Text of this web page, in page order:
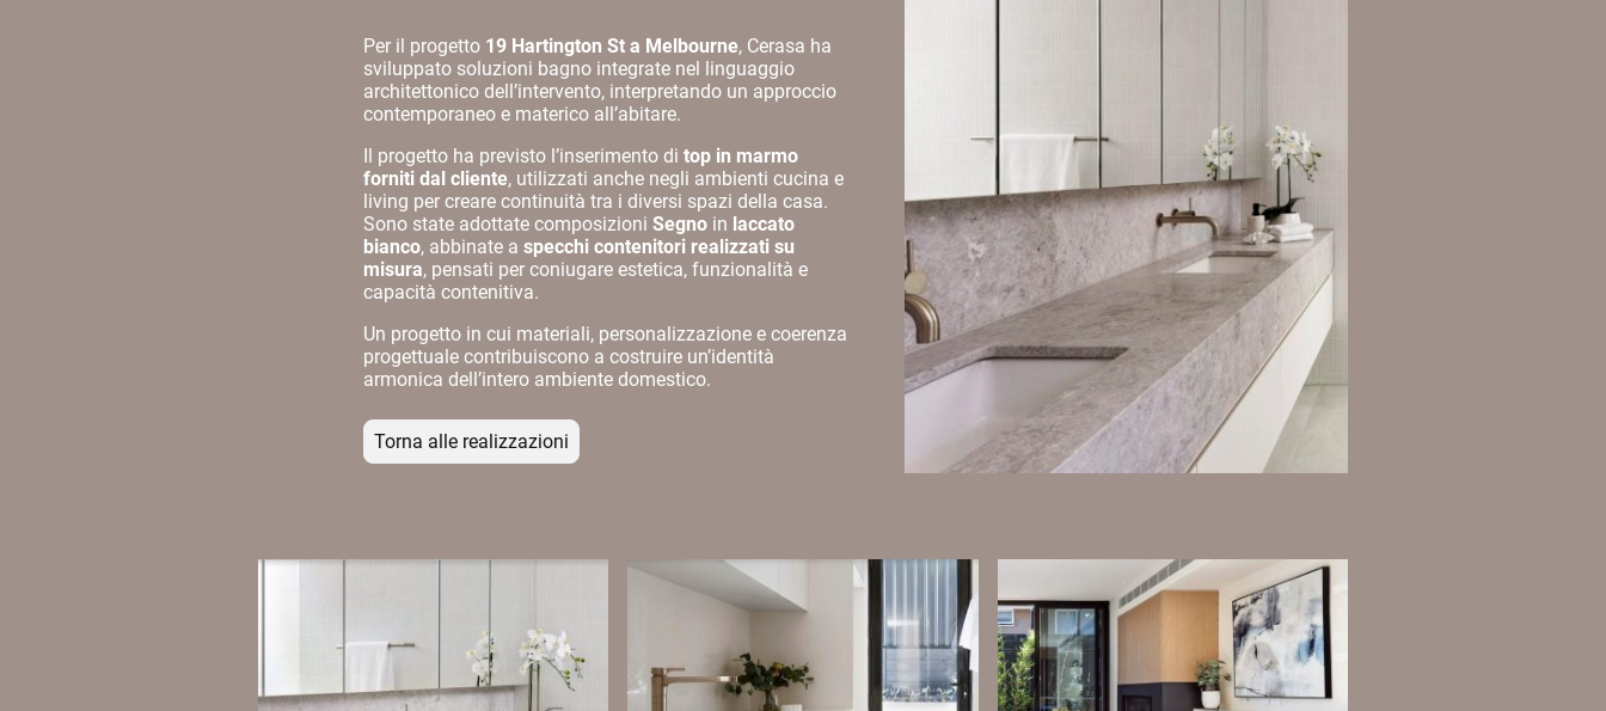
Per il progetto 19 Hartington St a Melbourne, Cerasa ha
sviluppato soluzioni bagno integrate nel linguaggio
architettonico dell’intervento, interpretando un approccio
contemporaneo e materico all’abitare.
Il progetto ha previsto l’inserimento di top in marmo
forniti dal cliente, utilizzati anche negli ambienti cucina e
living per creare continuità tra i diversi spazi della casa.
Sono state adottate composizioni Segnoin laccato
bianco, abbinate a specchi contenitori realizzati su
misura, pensati per coniugare estetica, funzionalità e
capacità contenitiva.
Un progetto in cui materiali, personalizzazione e coerenza
progettuale contribuiscono a costruire un’identità
armonica dell’intero ambiente domestico.
Torna alle realizzazioni